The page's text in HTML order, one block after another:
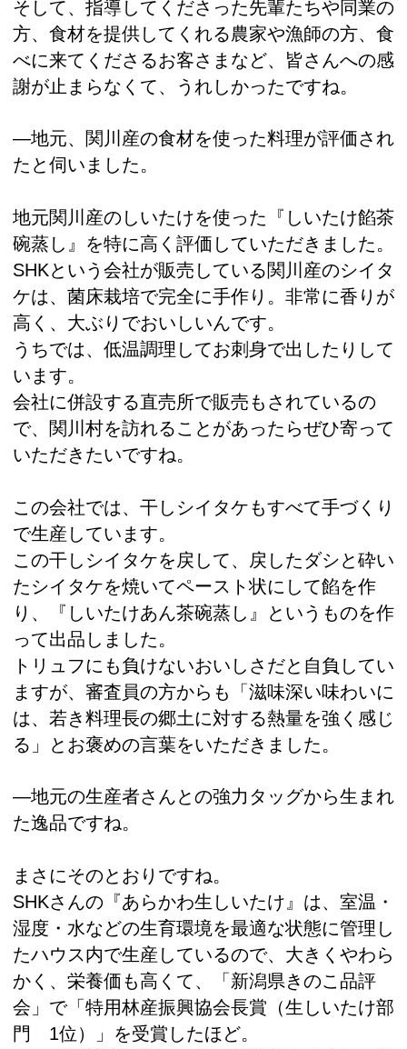
そして、指導してくださった先輩たちや同業の
方、食材を提供してくれる農家や漁師の方、食
べに来てくださるお客さまなど、皆さんへの感
謝が止まらなくて、うれしかったですね。
―地元、関川産の食材を使った料理が評価され
たと伺いました。
地元関川産のしいたけを使った『しいたけ餡茶
碗蒸し』を特に高く評価していただきました。
SHKという会社が販売している関川産のシイタ
ケは、菌床栽培で完全に手作り。非常に香りが
高く、大ぶりでおいしいんです。
うちでは、低温調理してお刺身で出したりして
います。
会社に併設する直売所で販売もされているの
で、関川村を訪れることがあったらぜひ寄って
いただきたいですね。
この会社では、干しシイタケもすべて手づくり
で生産しています。
この干しシイタケを戻して、戻したダシと砕い
たシイタケを焼いてペースト状にして餡を作
り、『しいたけあん茶碗蒸し』というものを作
って出品しました。
トリュフにも負けないおいしさだと自負してい
ますが、審査員の方からも「滋味深い味わいに
は、若き料理長の郷土に対する熱量を強く感じ
る」とお褒めの言葉をいただきました。
―地元の生産者さんとの強力タッグから生まれ
た逸品ですね。
まさにそのとおりですね。
SHKさんの『あらかわ生しいたけ』は、室温・
湿度・水などの生育環境を最適な状態に管理し
たハウス内で生産しているので、大きくやわら
かく、栄養価も高くて、「新潟県きのこ品評
会」で「特用林産振興協会長賞（生しいたけ部
門 1位）」を受賞したほど。